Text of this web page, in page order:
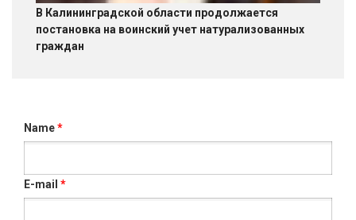
В Калининградской области продолжается
постановка на воинский учет натурализованных
граждан
Name*
E-mail *